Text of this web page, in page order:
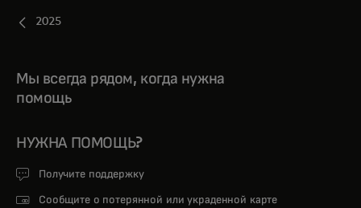
2025
Мы всегда рядом, когда нужна
помощь
НУЖНА ПОМОЩЬ?
Получите поддержку
Сообщите о потерянной или украденной карте